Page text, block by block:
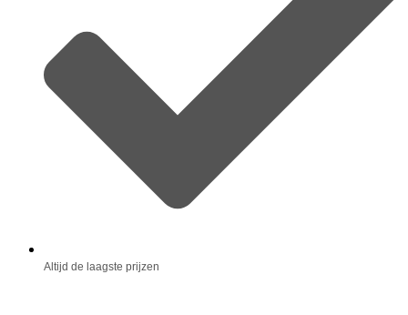
Altijd de laagste prijzen